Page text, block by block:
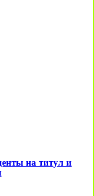
на титул и